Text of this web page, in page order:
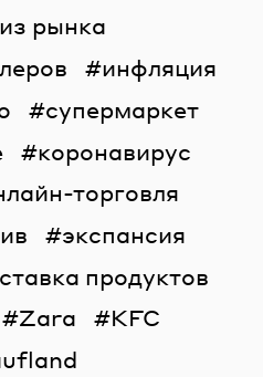
рынка
инфляция
супермаркет
коронавирус
торговля
экспансия
продуктов
Zara
KFC